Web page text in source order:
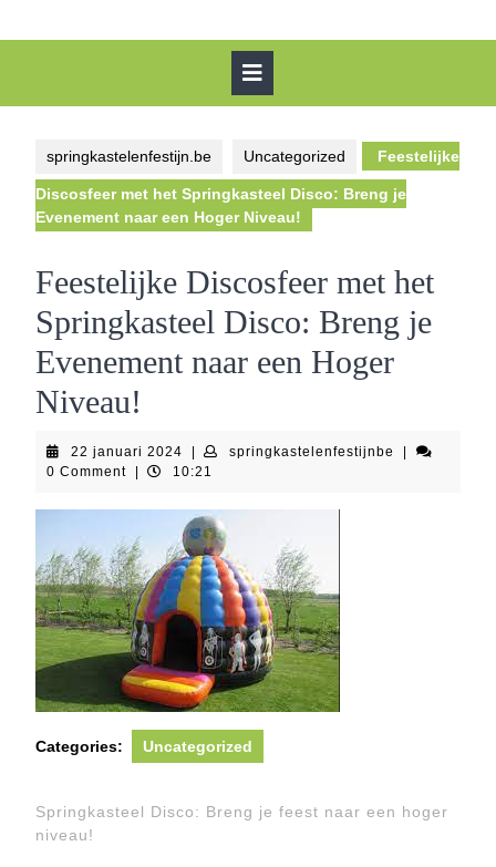
springkastelenfestijn.be Uncategorized Feestelijke
Discosfeer met het Springkasteel Disco: Breng je
Evenement naar een Hoger Niveau!
Feestelijke Discosfeer met het
Springkasteel Disco: Breng je
Evenement naar een Hoger
Niveau!
22 januari 2024 22
januari
springkastelenfestijnbe
0 Comment
10:21
Categories: Uncategorized
Springkasteel Disco: Breng je feest naar een hoger
niveau!